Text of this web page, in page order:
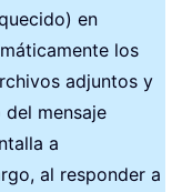
en
los
adjuntos y
mensaje
a
al responder a